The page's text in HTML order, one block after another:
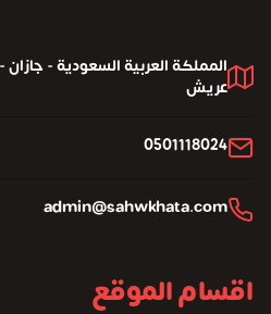
المملكة العربية السعودية -
عريش
0501118024
admin@sahwkhata.com
اقسام الموقع